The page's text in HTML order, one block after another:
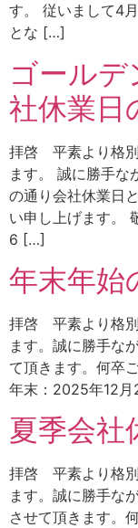
す。 従いまして4
とな […]
ゴール
社休業日
拝啓 平素より格
ます。 誠に勝手な
の通り会社休業日
い申し上げます。
6 […]
年末年始
拝啓 平素より格
ます。誠に勝手な
て頂きます。何卒
年末：2025年12
夏季会社
拝啓 平素より格
ます。誠に勝手な
させて頂きます。